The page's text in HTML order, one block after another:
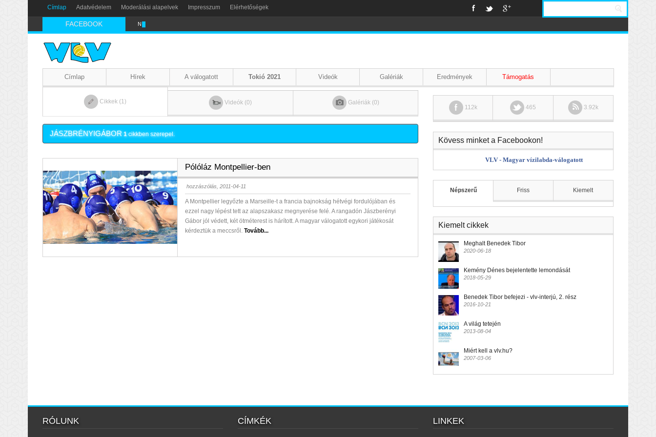
Címlap Adatvédelem Moderálási alapelvek Impresszum Elérhetőségek
FACEBOOK Nikics-gól lábbal
Címlap Hírek A válogatott Tokió 2021 Videók Galériák Eredmények Támogatás
Cikkek (1) Videók (0) Galériák (0)
JÁSZBRÉNYIGÁBOR 1cikkben szerepel.
Pólóláz Montpellier-ben
hozzászólás, 2011-04-11
A Montpellier legyőzte a Marseille-t a francia bajnokság hétvégi fordulójában és
ezzel nagy lépést tett az alapszakasz megnyerése felé. A rangadón Jászberényi
Gábor jól védett, két ötméterest is hárított. A magyar válogatott egykori játékosát
kérdeztük a meccsről.Tovább...
112k 465 3.92k
Kövess minket a Facebookon!
VLV - Magyar vízilabda-válogatott
Népszerű Friss Kiemelt
Kiemelt cikkek
Meghalt Benedek Tibor
2020-06-18
Kemény Dénes bejelentette lemondását
2018-05-29
Benedek Tibor befejezi - vlv-interjú, 2. rész
2016-10-21
A világ tetején
2013-08-04
Miért kell a vlv.hu?
2007-03-06
RÓLUNK CÍMKÉK LINKEK